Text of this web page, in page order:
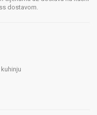
dostavom.